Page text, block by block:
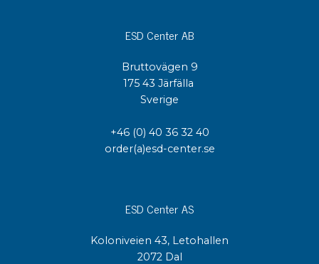
ESD Center AB
Bruttovägen 9
175 43 Järfälla
Sverige
+46 (0) 40 36 32 40
order(a)esd-center.se
ESD Center AS
Koloniveien 43, Letohallen
2072 Dal